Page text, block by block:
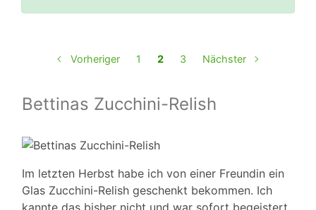
Vorheriger 1 2 3 Nächster
Bettinas Zucchini-Relish
Im letzten Herbst habe ich von einer Freundin ein
Glas Zucchini-Relish geschenkt bekommen. Ich